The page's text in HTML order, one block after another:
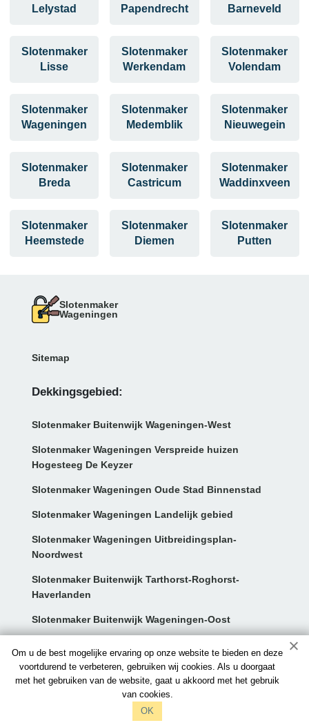
Om u de best mogelijke ervaring op onze website te bieden en deze
voortdurend te verbeteren, gebruiken wij cookies. Als u doorgaat
met het gebruiken van de website, gaat u akkoord met het gebruik
van cookies.
OK
Lelystad
Papendrecht
Barneveld
Slotenmaker
Lisse
Slotenmaker
Werkendam
Slotenmaker
Volendam
Slotenmaker
Wageningen
Slotenmaker
Medemblik
Slotenmaker
Nieuwegein
Slotenmaker
Breda
Slotenmaker
Castricum
Slotenmaker
Waddinxveen
Slotenmaker
Heemstede
Slotenmaker
Diemen
Slotenmaker
Putten
Slotenmaker
Wageningen
Sitemap
Dekkingsgebied:
Slotenmaker Buitenwijk Wageningen-West
Slotenmaker Wageningen Verspreide huizen
Hogesteeg De Keyzer
Slotenmaker Wageningen Oude Stad Binnenstad
Slotenmaker Wageningen Landelijk gebied
Slotenmaker Wageningen Uitbreidingsplan-
Noordwest
Slotenmaker Buitenwijk Tarthorst-Roghorst-
Haverlanden
Slotenmaker Buitenwijk Wageningen-Oost
Contact:
info@slotenmakerswageningen.nl